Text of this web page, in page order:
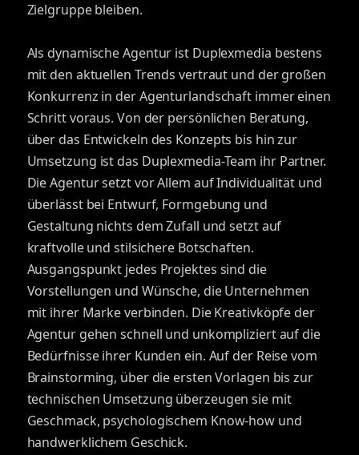
Zielgruppe bleiben.
Als dynamische Agentur ist Duplexmedia bestens
mit den aktuellen Trends vertraut und der großen
Konkurrenz in der Agenturlandschaft immer einen
Schritt voraus. Von der persönlichen Beratung,
über das Entwickeln des Konzepts bis hin zur
Umsetzung ist das Duplexmedia-Team ihr Partner.
Die Agentur setzt vor Allem auf Individualität und
überlässt bei Entwurf, Formgebung und
Gestaltung nichts dem Zufall und setzt auf
kraftvolle und stilsichere Botschaften.
Ausgangspunkt jedes Projektes sind die
Vorstellungen und Wünsche, die Unternehmen
mit ihrer Marke verbinden. Die Kreativköpfe der
Agentur gehen schnell und unkompliziert auf die
Bedürfnisse ihrer Kunden ein. Auf der Reise vom
Brainstorming, über die ersten Vorlagen bis zur
technischen Umsetzung überzeugen sie mit
Geschmack, psychologischem Know-how und
handwerklichem Geschick.